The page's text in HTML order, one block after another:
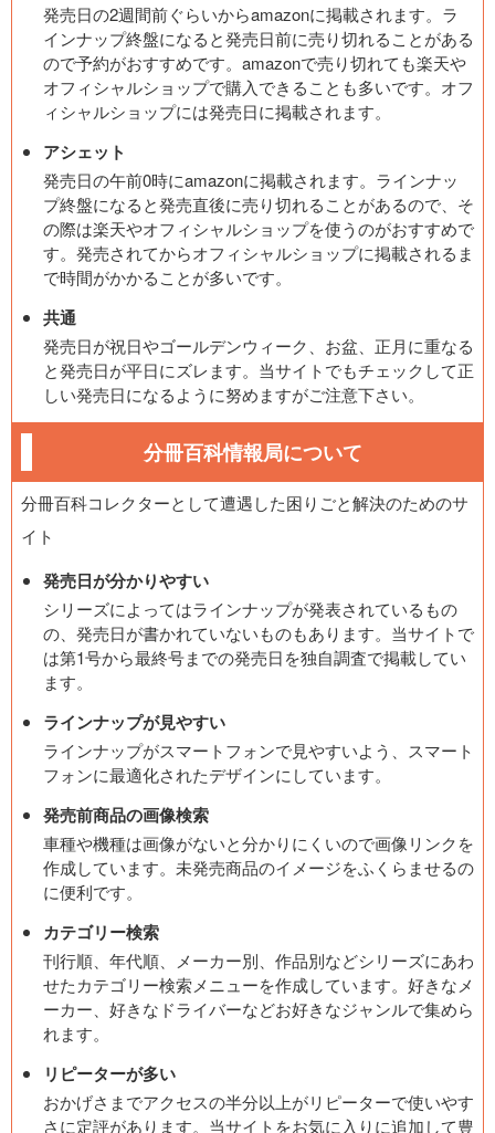
発売日の2週間前ぐらいからamazonに掲載されます。ラ
インナップ終盤になると発売日前に売り切れることがある
ので予約がおすすめです。amazonで売り切れても楽天や
オフィシャルショップで購入できることも多いです。オフ
ィシャルショップには発売日に掲載されます。
アシェット
発売日の午前0時にamazonに掲載されます。ラインナッ
プ終盤になると発売直後に売り切れることがあるので、そ
の際は楽天やオフィシャルショップを使うのがおすすめで
す。発売されてからオフィシャルショップに掲載されるま
で時間がかかることが多いです。
共通
発売日が祝日やゴールデンウィーク、お盆、正月に重なる
と発売日が平日にズレます。当サイトでもチェックして正
しい発売日になるように努めますがご注意下さい。
分冊百科情報局について
分冊百科コレクターとして遭遇した困りごと解決のためのサ
イト
発売日が分かりやすい
シリーズによってはラインナップが発表されているもの
の、発売日が書かれていないものもあります。当サイトで
は第1号から最終号までの発売日を独自調査で掲載してい
ます。
ラインナップが見やすい
ラインナップがスマートフォンで見やすいよう、スマート
フォンに最適化されたデザインにしています。
発売前商品の画像検索
車種や機種は画像がないと分かりにくいので画像リンクを
作成しています。未発売商品のイメージをふくらませるの
に便利です。
カテゴリー検索
刊行順、年代順、メーカー別、作品別などシリーズにあわ
せたカテゴリー検索メニューを作成しています。好きなメ
ーカー、好きなドライバーなどお好きなジャンルで集めら
れます。
リピーターが多い
おかげさまでアクセスの半分以上がリピーターで使いやす
さに定評があります。当サイトをお気に入りに追加して豊